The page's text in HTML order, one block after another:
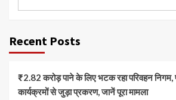
Recent Posts
₹2.82 करोड़ पाने के लिए भटक रहा परिवहन
कार्यक्रमों से जुड़ा प्रकरण, जानें पूरा मामला